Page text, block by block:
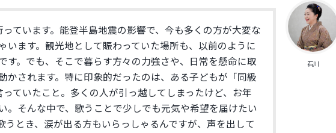
石川
ています。能登半島地震の影響で、今も多くの方が大変な
います。観光地として賑わっていた場所も、 以前のように
す。でも、
そこで暮らす方々の力強さや、
日常を懸命に取
かされます。 特に印象的だったのは、ある子どもが「同級
っていたこと。多くの人が引っ越してしまったけど、 お年
。そんな中で、 歌うことで少しでも元気や希望を届けたい
うとき、涙が出る方もいらっしゃるんですが、 声を出して